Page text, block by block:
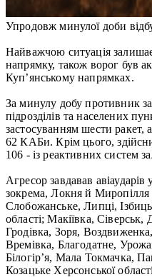
Упродовж минулої доби
Найважчою ситуація
напрямку, також ворог був
Куп’янському напрямках.
За минулу добу противник
підрозділів та населених
застосуванням шести ракет,
62 КАБи. Крім цього,
106 - із реактивних систем
Агресор завдавав
зокрема, Локня й Миропілля
Слобожанське, Липці,
області; Макіївка,
Гродівка, Зоря,
Времівка, Благодатне,
Білогір’я, Мала Токмачка,
Козацьке Херсонської